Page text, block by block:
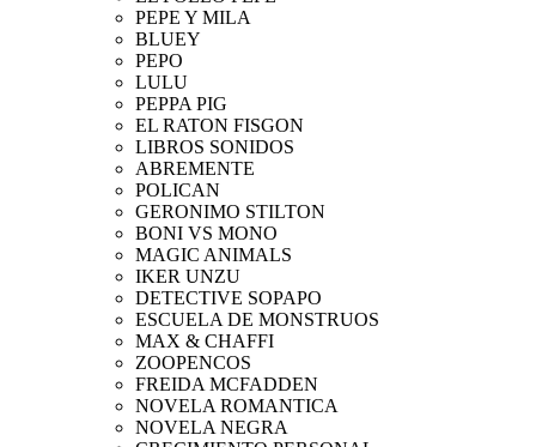
PEPE Y MILA
BLUEY
PEPO
LULU
PEPPA PIG
EL RATON FISGON
LIBROS SONIDOS
ABREMENTE
POLICAN
GERONIMO STILTON
BONI VS MONO
MAGIC ANIMALS
IKER UNZU
DETECTIVE SOPAPO
ESCUELA DE MONSTRUOS
MAX & CHAFFI
ZOOPENCOS
FREIDA MCFADDEN
NOVELA ROMANTICA
NOVELA NEGRA